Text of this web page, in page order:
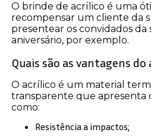
O brinde de acrílico é uma
recompensar um cliente da
presentear os convidados da
aniversário, por exemplo.
Quais são as vantagens do
O acrílico é um material
transparente que apresenta
como:
Resistência a impactos;